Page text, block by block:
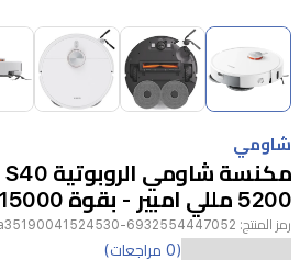
Item
of
4
1
4
شاومي
5200 مللي امبير - بقوة 15000باسكال - ابيض
رمز المنتج: 6932554447052-689a1f7a4a35190041524530
(0 مراجعات)